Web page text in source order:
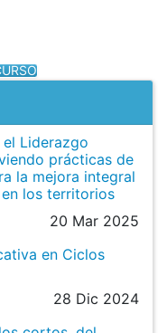
Liderazgo
prácticas de
la mejora integral
los territorios
20 Mar 2025
en Ciclos
28 Dic 2024